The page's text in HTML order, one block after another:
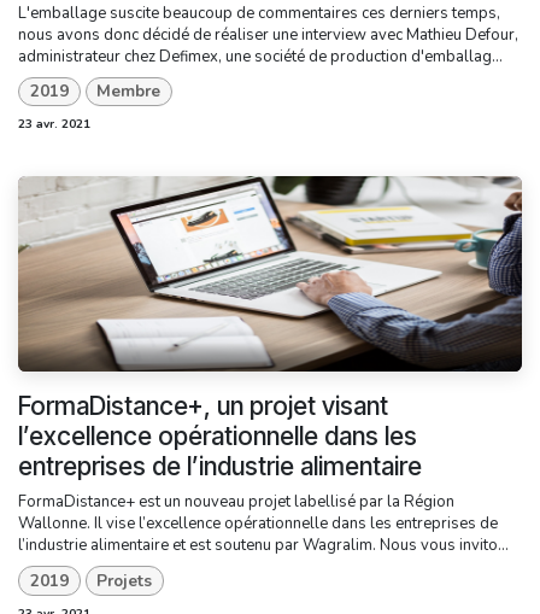
L'emballage suscite beaucoup de commentaires ces derniers temps,
nous avons donc décidé de réaliser une interview avec Mathieu Defour,
administrateur chez Defimex, une société de production d'emballag...
2019 Membre
23 avr. 2021
FormaDistance+, un projet visant
l’excellence opérationnelle dans les
entreprises de l’industrie alimentaire
FormaDistance+ est un nouveau projet labellisé par la Région
Wallonne. Il vise l’excellence opérationnelle dans les entreprises de
l’industrie alimentaire et est soutenu par Wagralim. Nous vous invito...
2019 Projets